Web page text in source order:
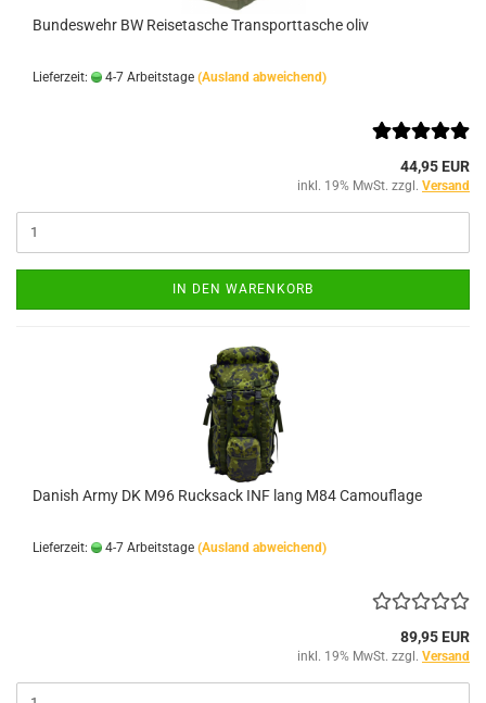
Bundeswehr BW Reisetasche Transporttasche oliv
Lieferzeit: 4-7 Arbeitstage (Ausland abweichend)
44,95 EUR
inkl. 19% MwSt. zzgl. Versand
IN DEN WARENKORB
Danish Army DK M96 Rucksack INF lang M84 Camouflage
Lieferzeit: 4-7 Arbeitstage (Ausland abweichend)
89,95 EUR
inkl. 19% MwSt. zzgl. Versand